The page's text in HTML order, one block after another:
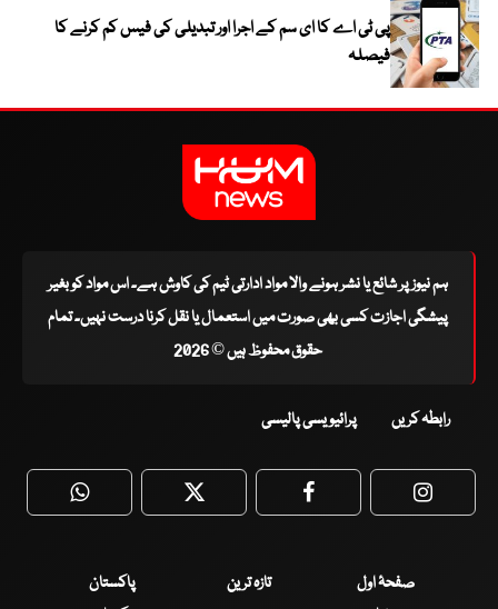
پی ٹی اے کا ای سم کے اجرا اور تبدیلی کی فیس کم کرنے کا
فیصلہ
ہم نیوز پر شائع یا نشر ہونے والا مواد ادارتی ٹیم کی کاوش ہے۔ اس مواد کو بغیر
پیشگی اجازت کسی بھی صورت میں استعمال یا نقل کرنا درست نہیں۔ تمام
حقوق محفوظ ہیں © 2026
رابطہ کریں پرائیویسی پالیسی
WhatsApp Twitter Facebook
صفحۂ اول تازہ ترین
پاکستان